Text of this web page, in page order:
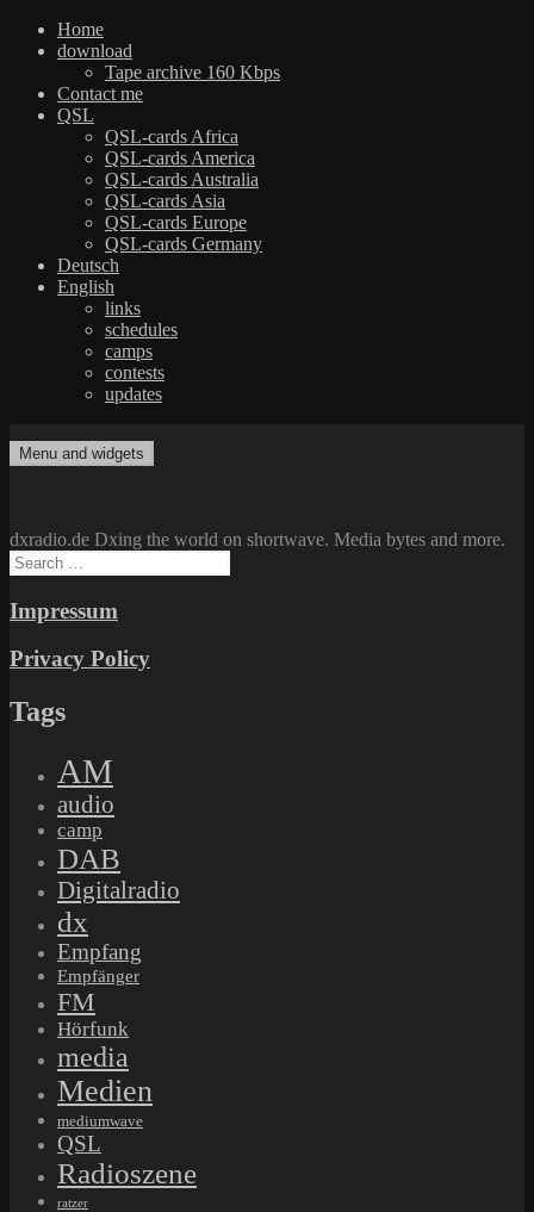
Home
download
Tape archive 160 Kbps
Contact me
QSL
QSL-cards Africa
QSL-cards America
QSL-cards Australia
QSL-cards Asia
QSL-cards Europe
QSL-cards Germany
Deutsch
English
links
schedules
camps
contests
updates
to
dxradio.de
DXing the world on shortwave
Menu and widgets
dxradio.de Dxing the world on shortwave. Media bytes and more.
Search
for:
Impressum
Privacy Policy
Tags
AM
audio
camp
DAB
Digitalradio
dx
Empfang
Empfänger
FM
Hörfunk
media
Medien
mediumwave
QSL
Radioszene
ratzer